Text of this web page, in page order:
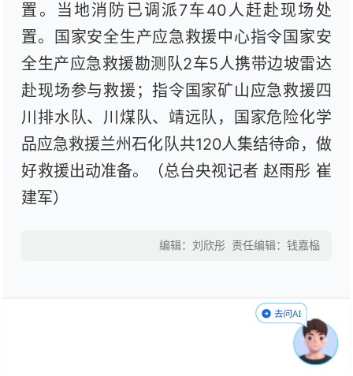
置。当地消防已调派7车40人赶赴现场处
置。国家安全生产应急救援中心指令国家安
全生产应急救援勘测队2车5人携带边坡雷达
赴现场参与救援；指令国家矿山应急救援四
川排水队、川煤队、靖远队，国家危险化学
品应急救援兰州石化队共120人集结待命，做
好救援出动准备。
（总台央视记者 赵雨彤 崔
建军）
编辑：刘欣彤 责任编辑：钱嘉榀